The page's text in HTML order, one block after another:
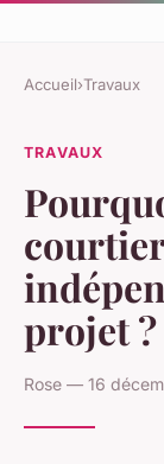
Accueil›Travaux
TRAVAUX
projet ?
Rose — 16